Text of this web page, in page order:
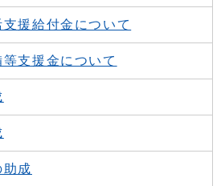
援給付金について
支援金について
助成